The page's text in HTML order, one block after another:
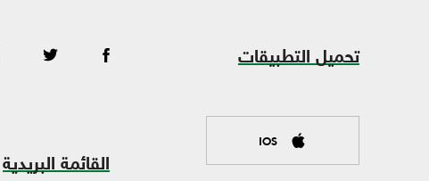
تحميل التطبيقات
IOS
القائمة البريدية